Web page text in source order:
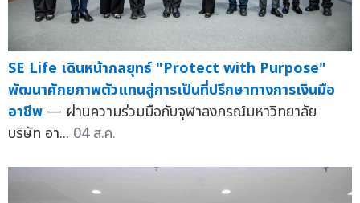
SE Life เดินหน้ากลยุทธ์ "Protect with Purpose"
พัฒนาศักยภาพตัวแทนสู่การเป็นที่ปรึกษาทางการเงินมือ
อาชีพ — ผ่านความร่วมมือกับจุฬาลงกรณ์มหาวิทยาลัย
บริษัท อา... 04 ส.ค.